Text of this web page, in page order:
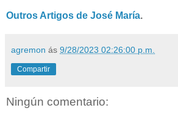
Outros Artigos de José María.
agremon ás 9/28/2023 02:26:00 p.m.
Compartir
Ningún comentario: